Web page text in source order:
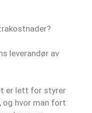
leverandør av
er lett for styrer
og hvor man fort